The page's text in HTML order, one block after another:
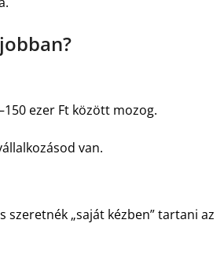
ezer Ft között mozog.
van.
szeretnék „saját kézben” tartani az